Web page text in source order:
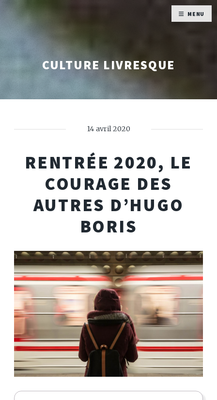
CULTURE LIVRESQUE
14 avril 2020
RENTRÉE 2020, LE
COURAGE DES
AUTRES D’HUGO
BORIS
MENU